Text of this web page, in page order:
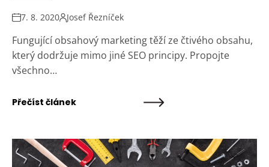
7. 8. 2020 Josef Řezníček
Fungující obsahový marketing těží ze čtivého obsahu,
který dodržuje mimo jiné SEO principy. Propojte
všechno…
Přečíst článek